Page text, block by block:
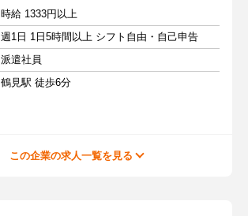
時給 1333円以上
週1日 1日5時間以上 シフト自由・自己申告
派遣社員
鶴見駅 徒歩6分
この企業の求人一覧を見る